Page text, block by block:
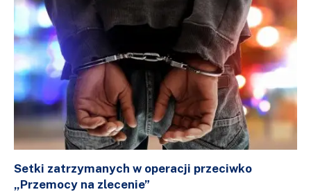
Setki zatrzymanych w operacji przeciwko
„Przemocy na zlecenie”